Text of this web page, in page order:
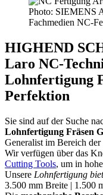
Photo: SIEMENS
Fachmedien NC-
HIGHEND
Laro NC-
Lohnfertigung
Perfektion
Sie sind auf der Suche
Lohnfertigung Fräsen
Generalist im Bereich
Wir verfügen über das
Cutting Tools, um in
Unsere Lohnfertigung
3.500 mm Breite | 1.500